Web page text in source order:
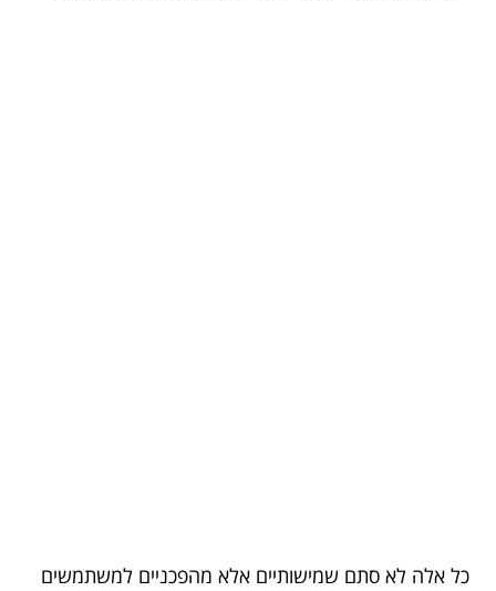
כל אלה לא סתם שמישותיים אלא מהפכניים למשתמשים